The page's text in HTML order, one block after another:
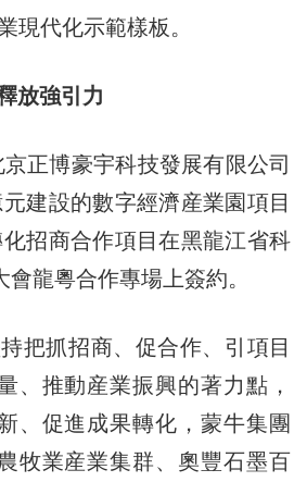
現代化示範樣板。
強引力
博豪宇科技發展有限公司
建設的數字經濟産業園項目
招商合作項目在黑龍江省科
龍粵合作專場上簽約。
抓招商、促合作、引項目
、推動産業振興的著力點，
、促進成果轉化，蒙牛集團
牧業産業集群、奧豐石墨百